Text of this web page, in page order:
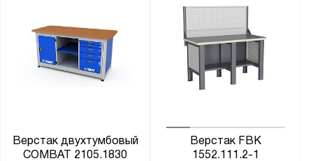
Верстак двухтумбовый
COMBAT 2105.1830
Верстак FBK
1552.111.2-1